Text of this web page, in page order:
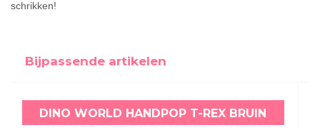
schrikken!
Bijpassende artikelen
DINO WORLD HANDPOP T-REX BRUIN